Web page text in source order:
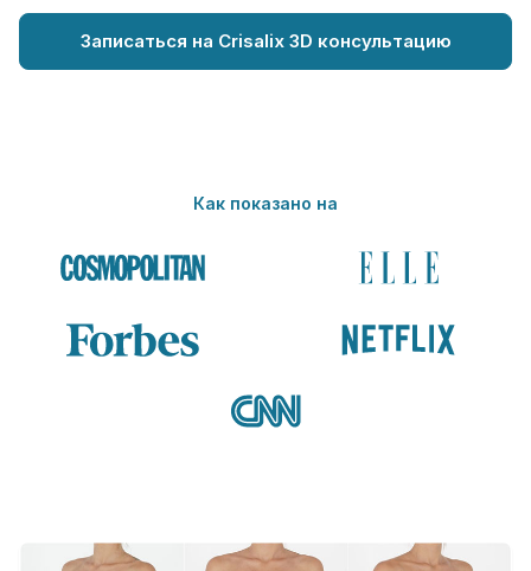
Записаться на Crisalix 3D консультацию
Как показано на